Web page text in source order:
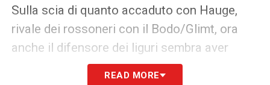
Sulla scia di quanto accaduto con Hauge,
rivale dei rossoneri con il Bodo/Glimt, ora
anche il difensore dei liguri sembra aver
colpito positivamente i talent scout
READ MORE